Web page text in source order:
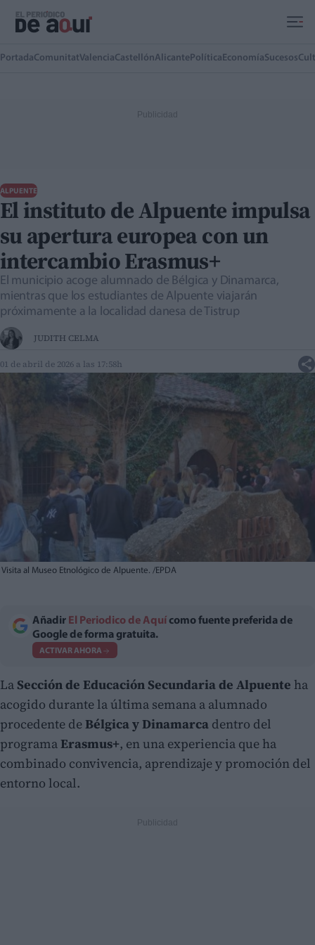
PortadaComunitatValenciaCastellónAlicante Política EconomíaSucesos
ALPUENTE
El instituto de Alpuente impulsa
su apertura europea con un
intercambio Erasmus+
El municipio acoge alumnado de Bélgica y Dinamarca,
mientras que los estudiantes de Alpuente viajarán
próximamente a la localidad danesa de Tistrup
JUDITH CELMA
01 de abril de 2026 a las 17:58h
Visita al Museo Etnológico de Alpuente. /EPDA
Añadir El Periodico de Aquí como fuente preferida de
Google de forma gratuita.
ACTIVAR AHORA
La Sección de Educación Secundaria de Alpuente ha
acogido durante la última semana a alumnado
procedente deBélgica y Dinamarca dentro del
programaErasmus+, en una experiencia que ha
combinado convivencia, aprendizaje y promoción del
entorno local.